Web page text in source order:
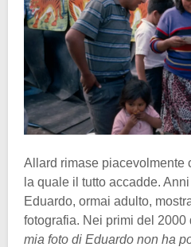
Allard rimase piacevolmente
la quale il tutto accadde.
Eduardo, ormai adulto,
fotografia. Nei primi del 2000
mia foto di Eduardo non ha